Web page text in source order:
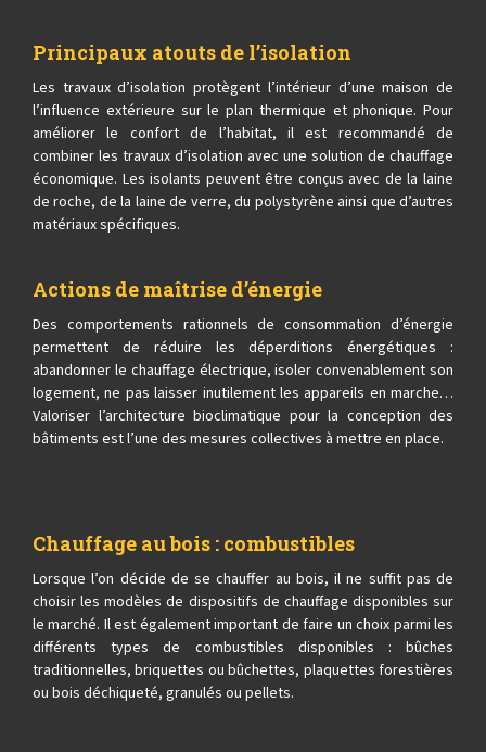
Principaux atouts de l’isolation
Les travaux d’isolation protègent l’intérieur d’une maison de
l’influence extérieure sur le plan thermique et phonique. Pour
améliorer le confort de l’habitat, il est recommandé de
combiner les travaux d’isolation avec une solution de chauffage
économique. Les isolants peuvent être conçus avec de la laine
de roche, de la laine de verre, du polystyrène ainsi que d’autres
matériaux spécifiques.
Actions de maîtrise d’énergie
Des comportements rationnels de consommation d’énergie
permettent de réduire les déperditions énergétiques :
abandonner le chauffage électrique, isoler convenablement son
logement, ne pas laisser inutilement les appareils en marche…
Valoriser l’architecture bioclimatique pour la conception des
bâtiments est l’une des mesures collectives à mettre en place.
Chauffage au bois : combustibles
Lorsque l’on décide de se chauffer au bois, il ne suffit pas de
choisir les modèles de dispositifs de chauffage disponibles sur
le marché. Il est également important de faire un choix parmi les
différents types de combustibles disponibles : bûches
traditionnelles, briquettes ou bûchettes, plaquettes forestières
ou bois déchiqueté, granulés ou pellets.